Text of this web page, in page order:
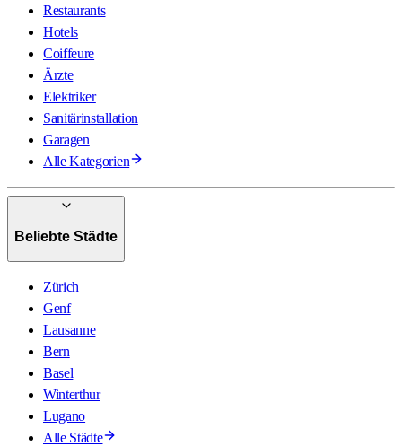
Restaurants
Hotels
Coiffeure
Ärzte
Elektriker
Sanitärinstallation
Garagen
Alle Kategorien
Beliebte Städte
Zürich
Genf
Lausanne
Bern
Basel
Winterthur
Lugano
Alle Städte